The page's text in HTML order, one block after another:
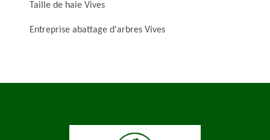
Taille de haie Vives
Entreprise abattage d'arbres Vives